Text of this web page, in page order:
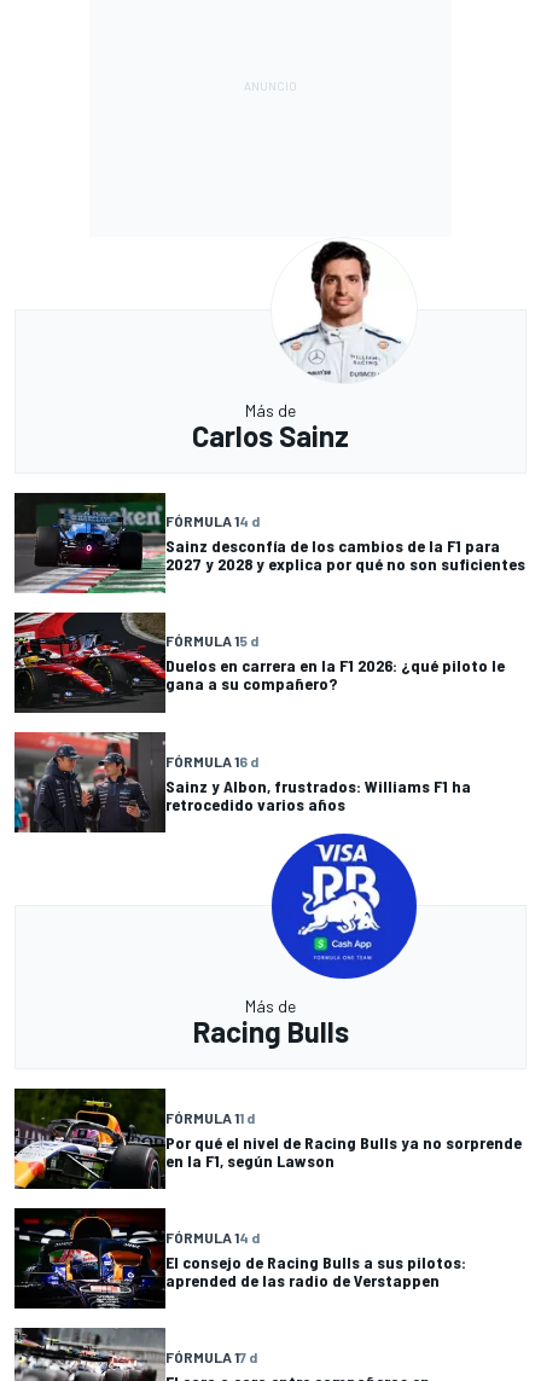
Más de
Carlos Sainz
FÓRMULA 14 d
Sainz desconfía de los cambios de la F1 para
2027 y 2028 y explica por qué no son suficientes
FÓRMULA 15 d
Duelos en carrera en la F1 2026: ¿qué piloto le
gana a su compañero?
FÓRMULA 16 d
Sainz y Albon, frustrados: Williams F1 ha
retrocedido varios años
Más de
Racing Bulls
FÓRMULA 11 d
Por qué el nivel de Racing Bulls ya no sorprende
en la F1, según Lawson
FÓRMULA 14 d
El consejo de Racing Bulls a sus pilotos:
aprended de las radio de Verstappen
FÓRMULA 17 d